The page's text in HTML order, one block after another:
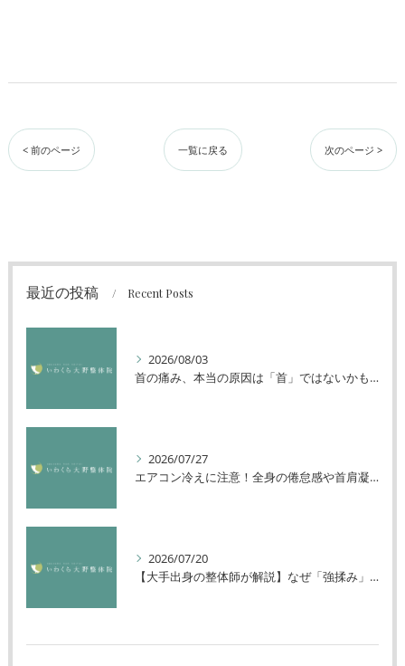
< 前のページ 一覧に戻る 次のページ >
最近の投稿 Recent Posts
2026/08/03
首の痛み、本当の原因は「首」ではないかもしれません
2026/07/27
エアコン冷えに注意！全身の倦怠感や首肩凝りを解消する方法
2026/07/20
【大手出身の整体師が解説】なぜ「強揉み」は体に良くないのか？